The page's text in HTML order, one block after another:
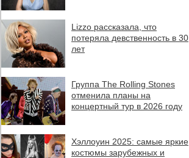
Lizzo рассказала, что
потеряла девственность в 30
лет
Группа The Rolling Stones
отменила планы на
концертный тур в 2026 году
Хэллоуин 2025: самые яркие
костюмы зарубежных и